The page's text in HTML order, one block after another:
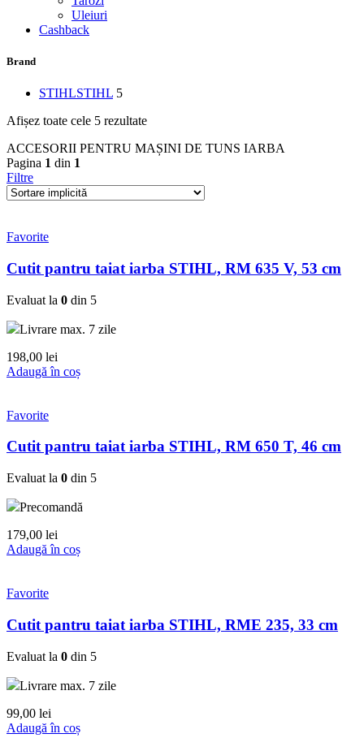
Uleiuri
Cashback
Brand
STIHLSTIHL 5
Afișez toate cele 5 rezultate
ACCESORII PENTRU MAȘINI DE TUNS IARBA
Pagina 1 din 1
Filtre
Favorite
Cutit pantru taiat iarba STIHL, RM 635 V, 53 cm
Evaluat la 0 din 5
Livrare max. 7 zile
198,00 lei
Adaugă în coș
Favorite
Cutit pantru taiat iarba STIHL, RM 650 T, 46 cm
Evaluat la 0 din 5
Precomandă
179,00 lei
Adaugă în coș
Favorite
Cutit pantru taiat iarba STIHL, RME 235, 33 cm
Evaluat la 0 din 5
Livrare max. 7 zile
99,00 lei
Adaugă în coș